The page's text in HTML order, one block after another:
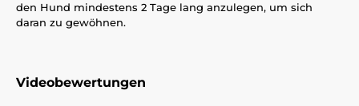
den Hund mindestens 2 Tage lang anzulegen, um sich
daran zu gewöhnen.
Videobewertungen